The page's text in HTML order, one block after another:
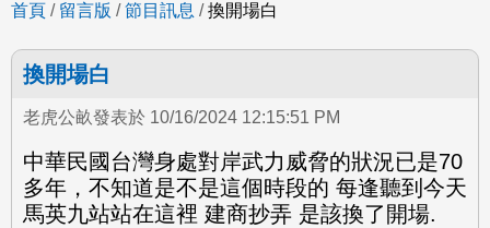
首頁 / 留言版 /節目訊息 /換開場白
換開場白
老虎公畝發表於 10/16/2024 12:15:51 PM
中華民國台灣身處對岸武力威脅的狀況已是70
多年，不知道是不是這個時段的 每逢聽到今天
馬英九站站在這裡 建商抄弄 是該換了開場.